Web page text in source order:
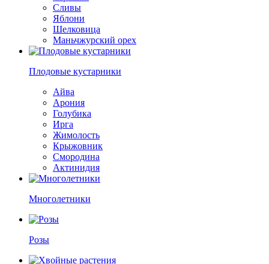
Сливы
Яблони
Шелковица
Маньчжурский орех
Плодовые кустарники
Айва
Арония
Голубика
Ирга
Жимолость
Крыжовник
Смородина
Актинидия
Многолетники
Розы